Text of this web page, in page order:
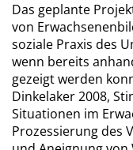
Das geplante
von
soziale Praxis des
wenn bereits
gezeigt werden
Dinkelaker 2008,
Situationen im
Prozessierung des